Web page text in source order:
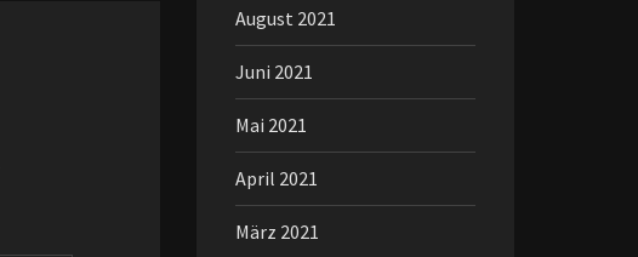
August 2021
Juni 2021
Mai 2021
April 2021
März 2021